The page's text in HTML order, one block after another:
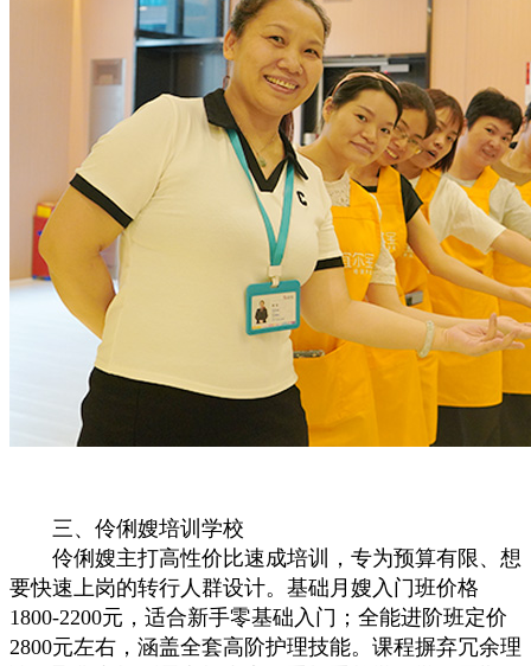
三、伶俐嫂培训学校
伶俐嫂主打高性价比速成培训，专为预算有限、想
要快速上岗的转行人群设计。基础月嫂入门班价格
1800-2200元，适合新手零基础入门；全能进阶班定价
2800元左右，涵盖全套高阶护理技能。课程摒弃冗余理